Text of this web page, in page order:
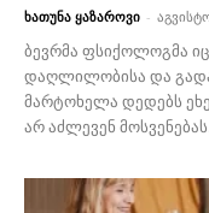
ხათუნა ყაზაროვი -
ბევრმა ფსიქოლოგმა
დაღლილობისა და
მარტოხელა დედებს
არ აძლევენ